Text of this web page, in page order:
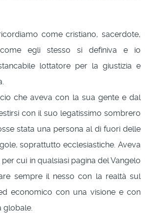
come cristiano, sacerdote,
come egli stesso si definiva e io
lottatore per la giustizia e
che aveva con la sua gente e dal
con il suo legatissimo sombrero
stata una persona al di fuori delle
soprattutto ecclesiastiche. Aveva
cui in qualsiasi pagina del Vangelo
sempre il nesso con la realtà sul
economico con una visione e con
globale.